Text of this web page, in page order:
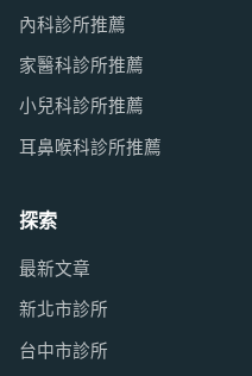
內科診所推薦
家醫科診所推薦
小兒科診所推薦
耳鼻喉科診所推薦
探索
最新文章
新北市診所
台中市診所